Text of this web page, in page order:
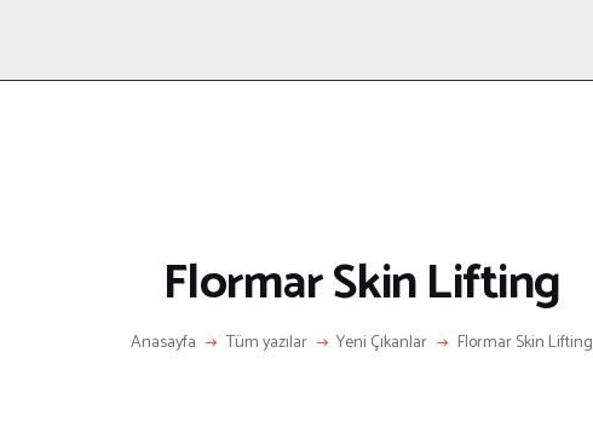
Flormar Skin Lifting
Anasayfa Tüm yazılar Yeni Çıkanlar Flormar Skin Lifting
RÖPORTAJ
İLETIŞIM